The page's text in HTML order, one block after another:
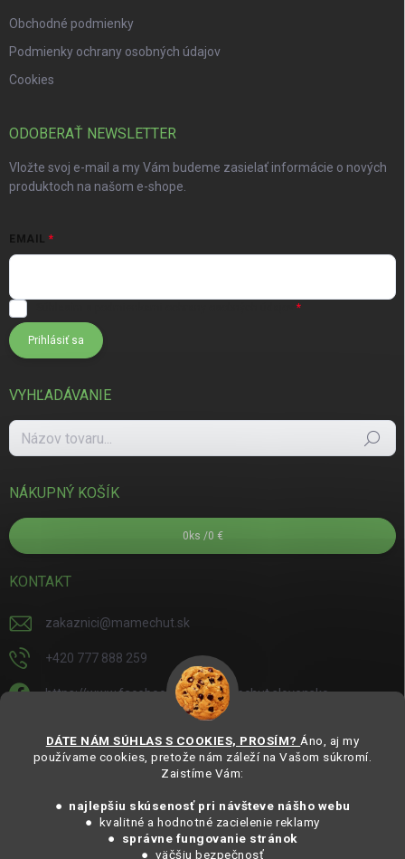
DÁTE NÁM SÚHLAS S COOKIES, PROSÍM? Áno, aj my
používame cookies, pretože nám záleží na Vašom súkromí.
Zaistíme Vám:
● najlepšiu skúsenosť pri návšteve nášho webu
● kvalitné a hodnotné zacielenie reklamy
●
správne fungovanie stránok
● väčšiu bezpečnosť
Obchodné podmienky
Podmienky ochrany osobných údajov
Cookies
ODOBERAŤ NEWSLETTER
Vložte svoj e-mail a my Vám budeme zasielať informácie o nových
produktoch na našom e-shope.
EMAIL
Prihlásiť sa
VYHĽADÁVANIE
Hľadať
NÁKUPNÝ KOŠÍK
0 ks /0 €
KONTAKT
zakaznici@mamechut.sk
+420 777 888 259
https://www.facebook.com/mamechut.slovensko
https://www.youtube.com/@mamechutczsk
@mamechut.czsk
MámeChuť Organic. Všechna práva vyhrazena.